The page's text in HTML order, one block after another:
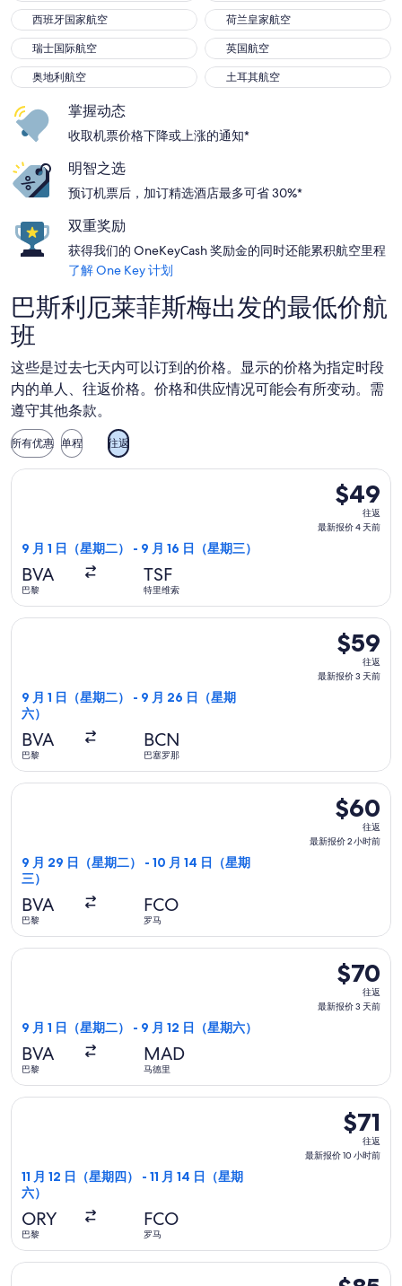
西班牙国家航空
荷兰皇家航空
瑞士国际航空
英国航空
奥地利航空
土耳其航空
掌握动态
收取机票价格下降或上涨的通知*
明智之选
预订机票后，加订精选酒店最多可省 30%*
双重奖励
获得我们的 OneKeyCash 奖励金的同时还能累积航空里程
了解 One Key 计划
巴斯利厄莱菲斯梅出发的最低价航
班
这些是过去七天内可以订到的价格。显示的价格为指定时段
内的单人、往返价格。价格和供应情况可能会有所变动。需
遵守其他条款。
所有优惠 单程 往返
$49
往
返,
价
天
$49
往返
最新报价 4 天前
9 月 1 日（星期二） - 9 月 16 日（星期三）
BVA
巴黎
TSF
特里维索
选择瑞安航空航班，9 月 1 日（星期二）从巴黎前往特里维
$59
往
返,
3
前
$59
往返
最新报价 3 天前
9 月 1 日（星期二） - 9 月 26 日（星期
六）
BVA
巴黎
BCN
巴塞罗那
选择瑞安航空航班，9 月 1 日（星期二）从巴黎前往巴塞罗
$60
往
返,
2
时
$60
往返
最新报价 2 小时前
9 月 29 日（星期二） - 10 月 14 日（星期
三）
BVA
巴黎
FCO
罗马
选择瑞安航空航班，9 月 29 日（星期二）从巴黎前往罗马，
$70
往
返,
价
天
$70
往返
最新报价 3 天前
9 月 1 日（星期二） - 9 月 12 日（星期六）
BVA
巴黎
MAD
马德里
选择瑞安航空航班，9 月 1 日（星期二）从巴黎前往马德里
$71
往
返,
10
$71
往返
最新报价 10 小时前
11 月 12 日（星期四） - 11 月 14 日（星期
六）
ORY
巴黎
FCO
罗马
选择Wizz Air Malta航班，11 月 12 日（星期四）从巴黎前往
$85
选择伏林航空航班，12 月 1 日（星期二）从巴黎前往巴塞罗